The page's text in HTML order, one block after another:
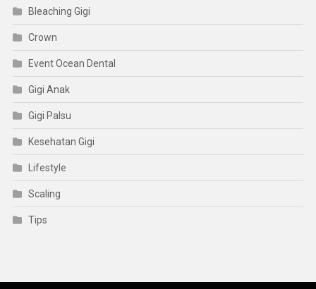
Bleaching Gigi
Crown
Event Ocean Dental
Gigi Anak
Gigi Palsu
Kesehatan Gigi
Lifestyle
Scaling
Tips